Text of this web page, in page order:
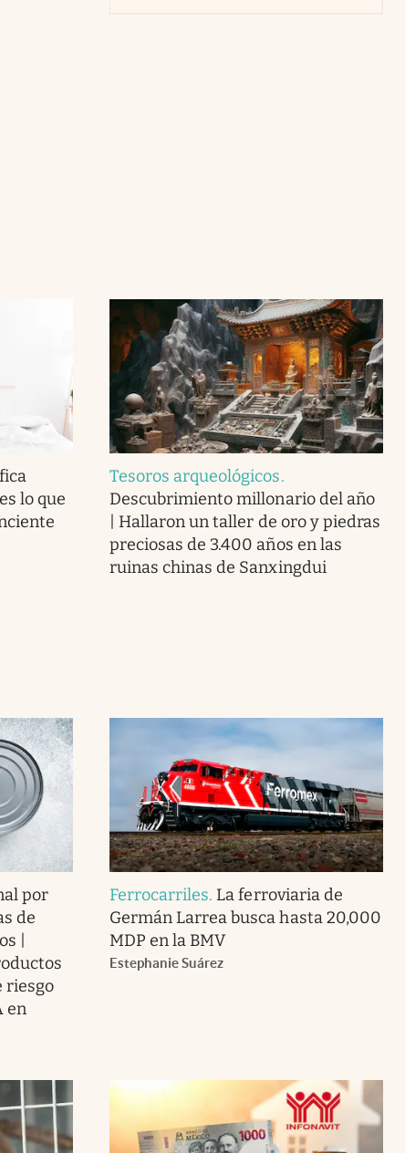
lo que
Tesoros arqueológicos.
Descubrimiento millonario del año
| Hallaron un taller de oro y piedras
preciosas de 3.400 años en las
ruinas chinas de Sanxingdui
por
de
|
riesgo
en
Ferrocarriles. La ferroviaria de
Germán Larrea busca hasta 20,000
MDP en la BMV
Estephanie Suárez